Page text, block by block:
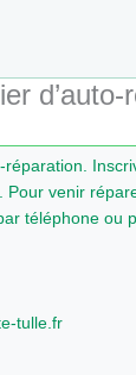
d’auto-
réparation.
Pour venir
téléphone ou
tulle.fr